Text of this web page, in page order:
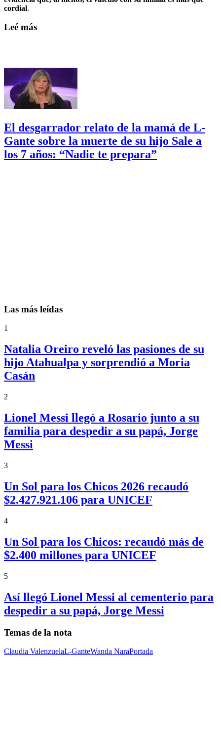
cordial.
Leé más
El desgarrador relato de la mamá de L-
Gante sobre la muerte de su hijo Sale a
los 7 años: “Nadie te prepara”
Las más leídas
1
Natalia Oreiro reveló las pasiones de su
hijo Atahualpa y sorprendió a Moria
Casán
2
Lionel Messi llegó a Rosario junto a su
familia para despedir a su papá, Jorge
Messi
3
Un Sol para los Chicos 2026 recaudó
$2.427.921.106 para UNICEF
4
Un Sol para los Chicos: recaudó más de
$2.400 millones para UNICEF
5
Así llegó Lionel Messi al cementerio para
despedir a su papá, Jorge Messi
Temas de la nota
Claudia ValenzuelaL-GanteWanda NaraPortada